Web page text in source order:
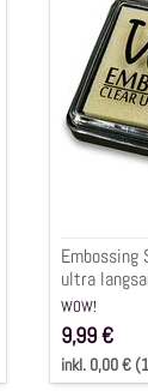
ultra
langsam
6,5
Embossing
ultra
cm
WOW!
9,99 €
inkl. 0,00 €